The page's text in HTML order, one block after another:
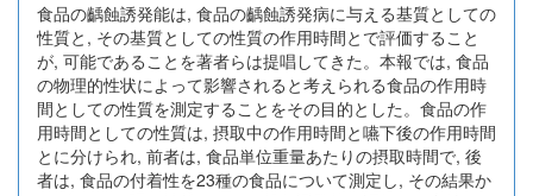
食品の齲蝕誘発能は, 食品の齲蝕誘発病に与える基質としての
性質と, その基質としての性質の作用時間とで評価すること
が, 可能であることを著者らは提唱してきた。本報では, 食品
の物理的性状によって影響されると考えられる食品の作用時
間としての性質を測定することをその目的とした。食品の作
用時間としての性質は, 摂取中の作用時間と嚥下後の作用時間
とに分けられ, 前者は, 食品単位重量あたりの摂取時間で, 後
者は, 食品の付着性を23種の食品について測定し, その結果か